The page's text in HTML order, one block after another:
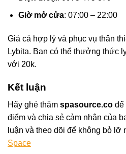
Giờ mở cửa: 07:00 – 22:00
Giá cả hợp lý và phục vụ thân
Lybita. Bạn có thể thưởng thức
với 20k.
Kết luận
Hãy ghé thăm spasource.co để
điểm và chia sẻ cảm nhận của
luận và theo dõi để không bỏ lỡ
Space